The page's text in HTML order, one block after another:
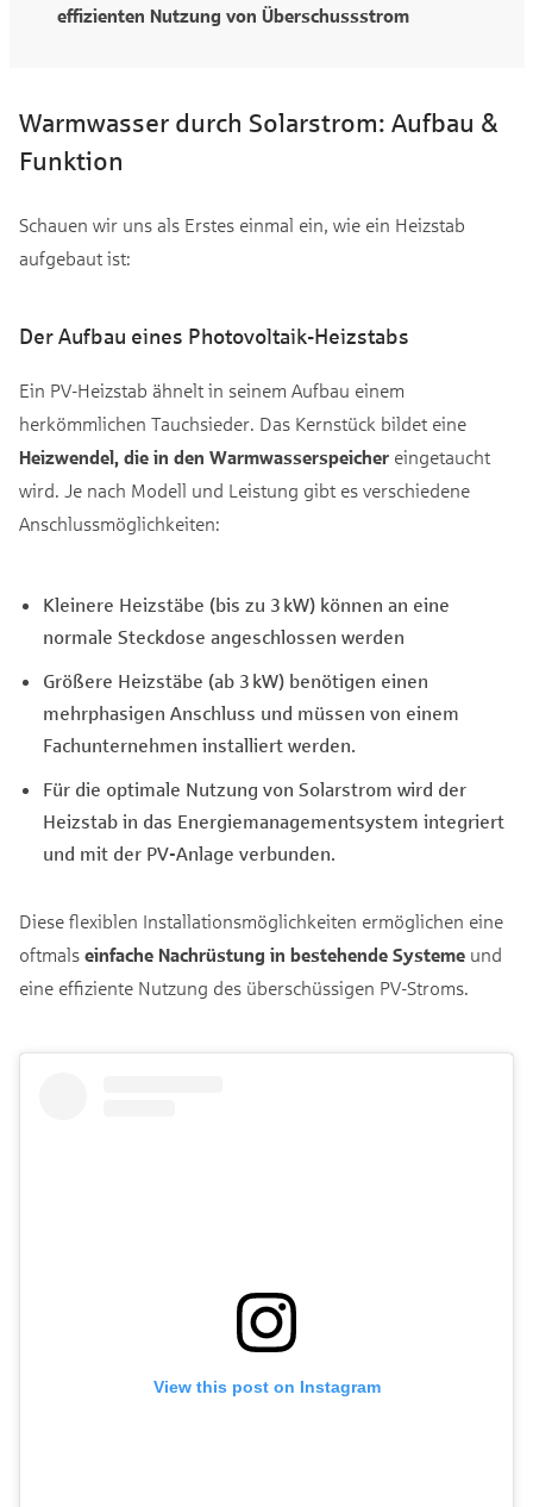
effizienten Nutzung von Überschussstrom
Warmwasser durch Solarstrom: Aufbau &
Funktion
Schauen wir uns als Erstes einmal ein, wie ein Heizstab
aufgebaut ist:
Der Aufbau eines Photovoltaik-Heizstabs
Ein PV-Heizstab ähnelt in seinem Aufbau einem
herkömmlichen Tauchsieder. Das Kernstück bildet eine
Heizwendel, die in den Warmwasserspeicher eingetaucht
wird. Je nach Modell und Leistung gibt es verschiedene
Anschlussmöglichkeiten:
Kleinere Heizstäbe (bis zu 3 kW) können an eine
normale Steckdose angeschlossen werden
Größere Heizstäbe (ab 3 kW) benötigen einen
mehrphasigen Anschluss und müssen von einem
Fachunternehmen installiert werden.
Für die optimale Nutzung von Solarstrom wird der
Heizstab in das Energiemanagementsystem integriert
und mit der PV-Anlage verbunden.
Diese flexiblen Installationsmöglichkeiten ermöglichen eine
oftmals einfache Nachrüstung in bestehende Systeme und
eine effiziente Nutzung des überschüssigen PV-Stroms.
View this post on Instagram